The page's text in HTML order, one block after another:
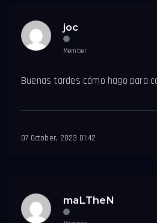
joc
Member
Buenas tardes cómo hago para
07 October, 2023 01:42
maLTheN